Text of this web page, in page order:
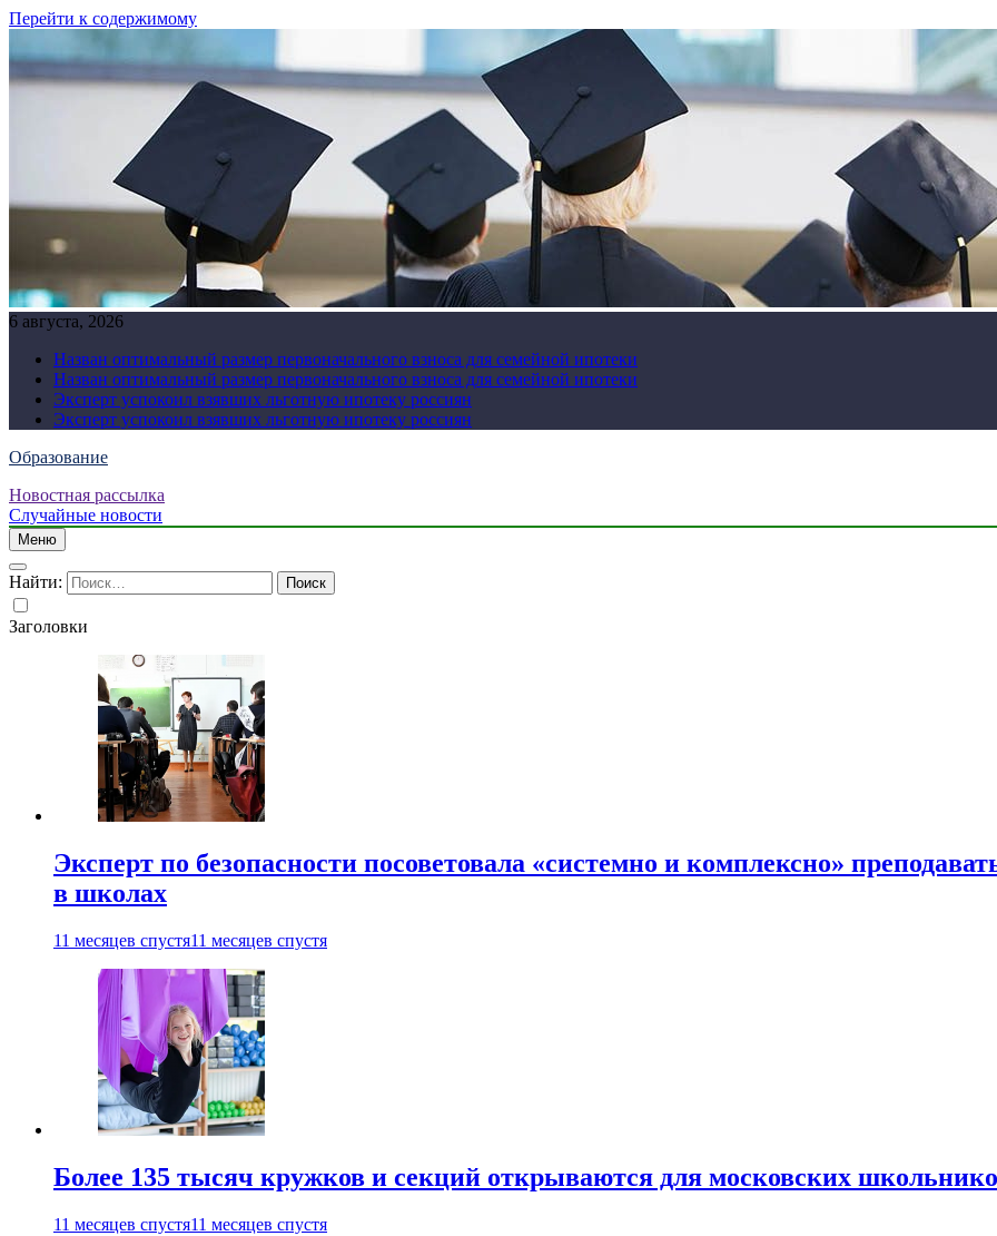
Перейти к содержимому
6 августа, 2026
Назван оптимальный размер первоначального взноса для семейной ипотеки
Назван оптимальный размер первоначального взноса для семейной ипотеки
Эксперт успокоил взявших льготную ипотеку россиян
Эксперт успокоил взявших льготную ипотеку россиян
Образование
Новостная рассылка
Случайные новости
Меню
Найти:
Заголовки
Эксперт по безопасности посоветовала «системно и комплексно»
в школах
11 месяцев спустя11 месяцев спустя
Более 135 тысяч кружков и секций открываются для московских
11 месяцев спустя11 месяцев спустя